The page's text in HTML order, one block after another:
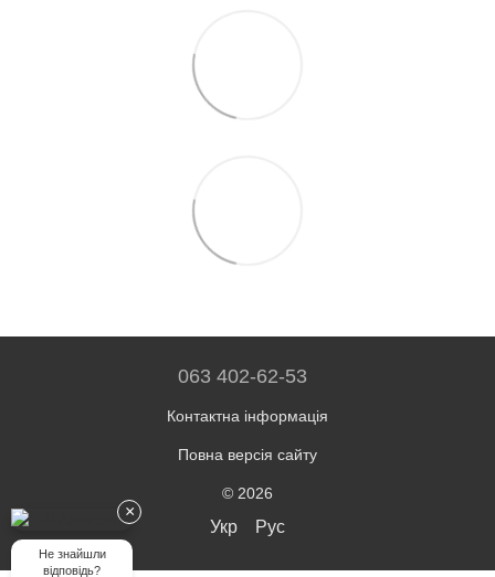
063 402-62-53
Контактна інформація
Повна версія сайту
© 2026
Укр Рус
×
Не знайшли
відповідь?